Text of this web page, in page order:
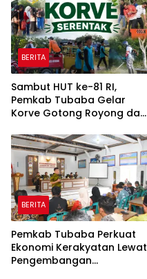
BERITA
Sambut HUT ke-81 RI,
Pemkab Tubaba Gelar
Korve Gotong Royong dan
BERITA
Pemkab Tubaba Perkuat
Ekonomi Kerakyatan Lewat
Pengembangan